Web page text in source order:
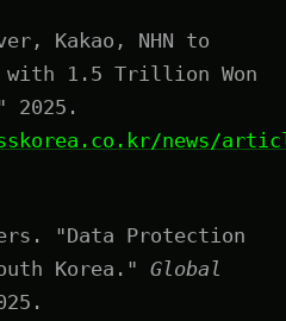
Kakao, NHN to
with 1.5 Trillion Won
2025.
news/
"Data Protection
Korea." Global